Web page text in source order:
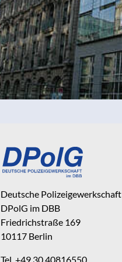
Deutsche Polizeigewerkschaft
DPolG im DBB
Friedrichstraße 169
10117 Berlin
Tel. +49 30 40816550